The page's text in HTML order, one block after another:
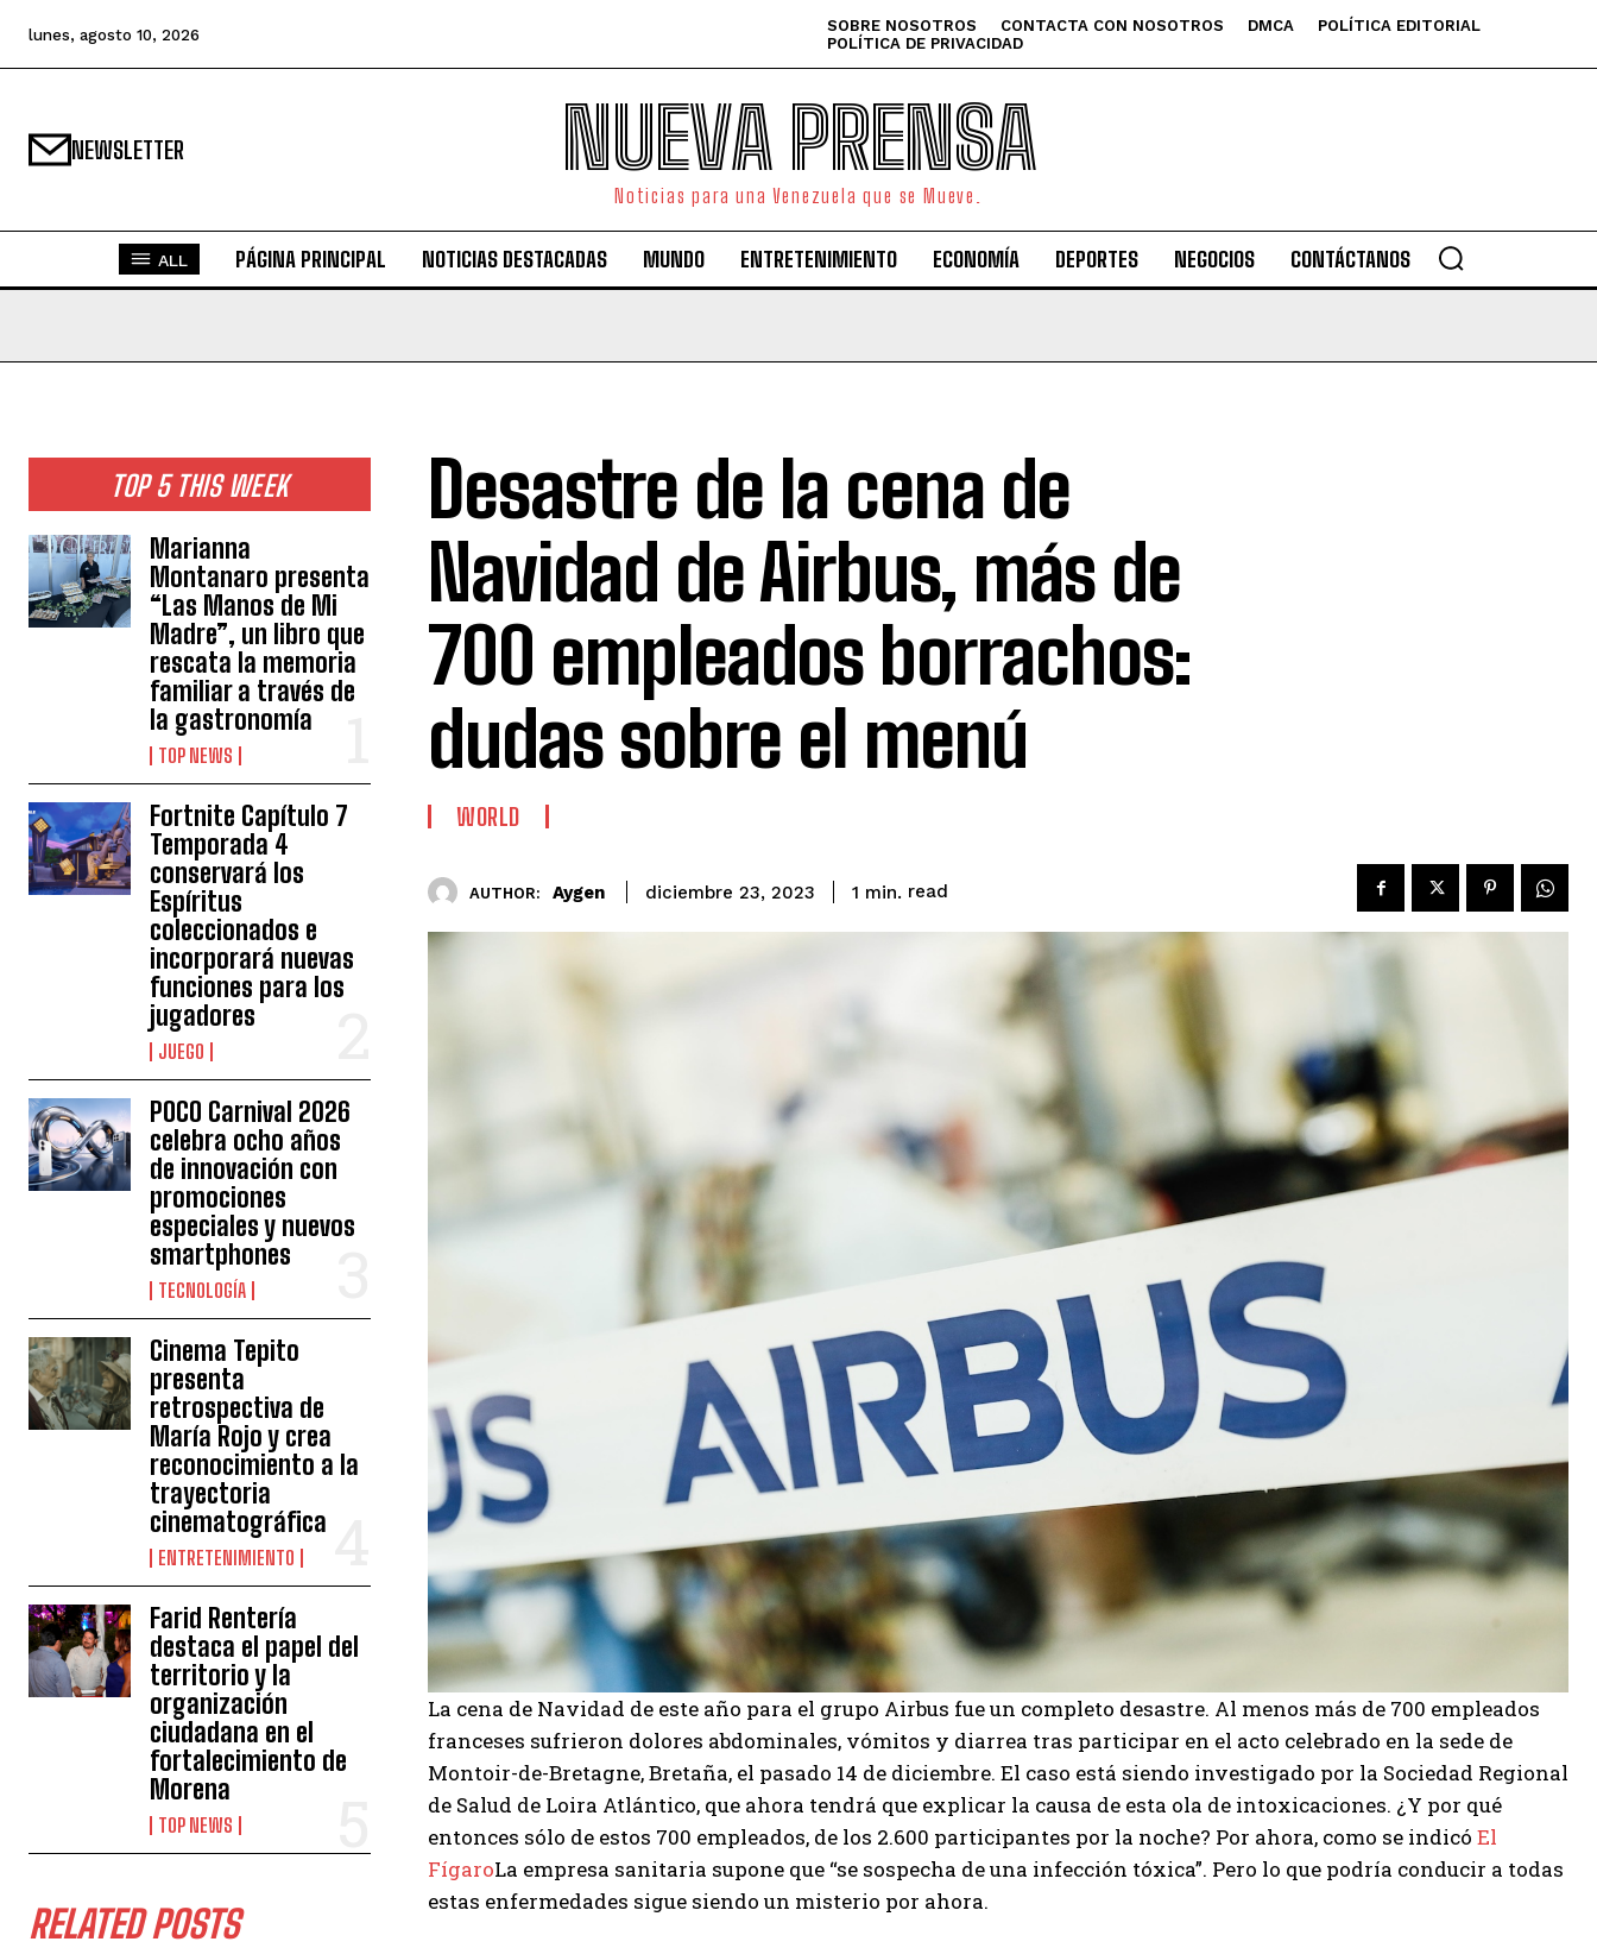
lunes, agosto 10, 2026 SOBRE NOSOTROS CONTACTA CON NOSOTROS DMCA
POLÍTICA EDITORIAL
POLÍTICA DE PRIVACIDAD
NEWSLETTER NUEVA PRENSA
Noticias para una Venezuela que se Mueve.
ALL PÁGINA PRINCIPAL NOTICIAS DESTACADAS MUNDO ENTRETENIMIENTO ECONOMÍA DEPORTES NEGOCIOS CONTÁCTANOS
TOP 5 THIS WEEK
Marianna
Montanaro presenta
“Las Manos de Mi
Madre”, un libro que
rescata la memoria
familiar a través de
la gastronomía
TOP NEWS
Fortnite Capítulo 7
Temporada 4
conservará los
Espíritus
coleccionados e
incorporará nuevas
funciones para los
jugadores
JUEGO
POCO Carnival 2026
celebra ocho años
de innovación con
promociones
especiales y nuevos
smartphones
TECNOLOGÍA
Cinema Tepito
presenta
retrospectiva de
María Rojo y crea
reconocimiento a la
trayectoria
cinematográfica
ENTRETENIMIENTO
Farid Rentería
destaca el papel del
territorio y la
organización
ciudadana en el
fortalecimiento de
Morena
TOP NEWS
RELATED POSTS
Desastre de la cena de
Navidad de Airbus, más de
700 empleados borrachos:
dudas sobre el menú
WORLD
AUTHOR: Aygen diciembre 23, 2023 1 min. read
La cena de Navidad de este año para el grupo Airbus fue un completo desastre. Al menos más de 700 empleados
franceses sufrieron dolores abdominales, vómitos y diarrea tras participar en el acto celebrado en la sede de
Montoir-de-Bretagne, Bretaña, el pasado 14 de diciembre. El caso está siendo investigado por la Sociedad Regional
de Salud de Loira Atlántico, que ahora tendrá que explicar la causa de esta ola de intoxicaciones. ¿Y por qué
entonces sólo de estos 700 empleados, de los 2.600 participantes por la noche? Por ahora, como se indicó El
FígaroLa empresa sanitaria supone que “se sospecha de una infección tóxica”. Pero lo que podría conducir a todas
estas enfermedades sigue siendo un misterio por ahora.